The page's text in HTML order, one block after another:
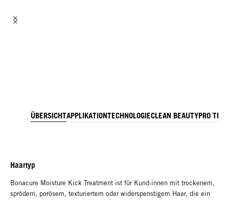
ÜBERSICHTAPPLIKATIONTECHNOLOGIECLEAN BEAUTYPRO TIPP
Haartyp
Bonacure Moisture Kick Treatment ist für Kund:innen mit trockenem,
sprödem, porösem, texturiertem oder widerspenstigem Haar, die ein